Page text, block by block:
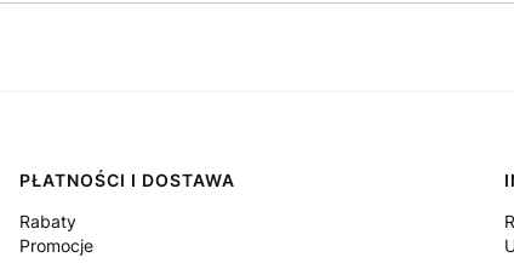
PŁATNOŚCI I DOSTAWA
Rabaty
Promocje